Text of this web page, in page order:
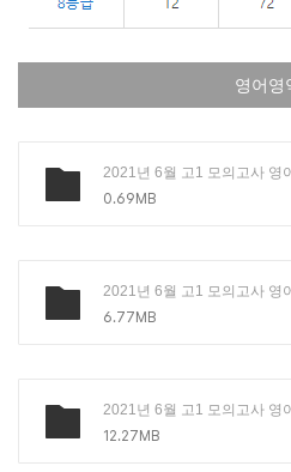
영어영
2021년 6월 고1 모의고사 영
0.69MB
2021년 6월 고1 모의고사 영
6.77MB
2021년 6월 고1 모의고사 영
12.27MB